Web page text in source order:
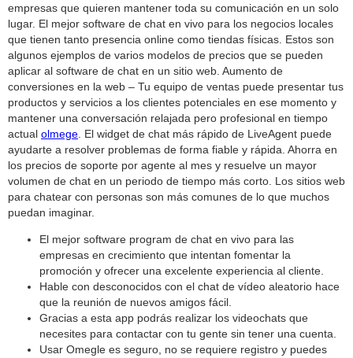
empresas que quieren mantener toda su comunicación en un solo
lugar. El mejor software de chat en vivo para los negocios locales
que tienen tanto presencia online como tiendas físicas. Estos son
algunos ejemplos de varios modelos de precios que se pueden
aplicar al software de chat en un sitio web. Aumento de
conversiones en la web – Tu equipo de ventas puede presentar tus
productos y servicios a los clientes potenciales en ese momento y
mantener una conversación relajada pero profesional en tiempo
actual olmege. El widget de chat más rápido de LiveAgent puede
ayudarte a resolver problemas de forma fiable y rápida. Ahorra en
los precios de soporte por agente al mes y resuelve un mayor
volumen de chat en un periodo de tiempo más corto. Los sitios web
para chatear con personas son más comunes de lo que muchos
puedan imaginar.
El mejor software program de chat en vivo para las
empresas en crecimiento que intentan fomentar la
promoción y ofrecer una excelente experiencia al cliente.
Hable con desconocidos con el chat de vídeo aleatorio hace
que la reunión de nuevos amigos fácil.
Gracias a esta app podrás realizar los videochats que
necesites para contactar con tu gente sin tener una cuenta.
Usar Omegle es seguro, no se requiere registro y puedes